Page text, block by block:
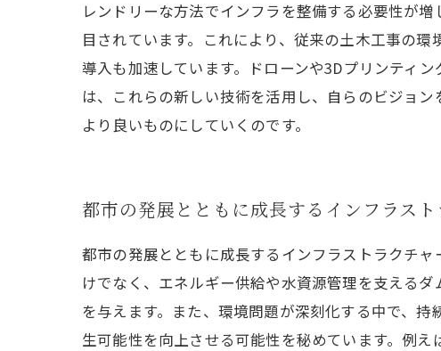
レンドリーな方法でインフラを整備する必要性が
目されています。これにより、従来の土木工事の
導入も加速しています。ドローンや3Dプリンティ
は、これらの新しい技術を活用し、自らのビジョ
より良いものにしていくのです。
都市の発展とともに成長するインフラス
都市の発展とともに成長するインフラストラクチ
けでなく、エネルギー供給や水資源管理を支える
を与えます。また、環境問題が深刻化する中で、
生可能性を向上させる可能性を秘めています。例